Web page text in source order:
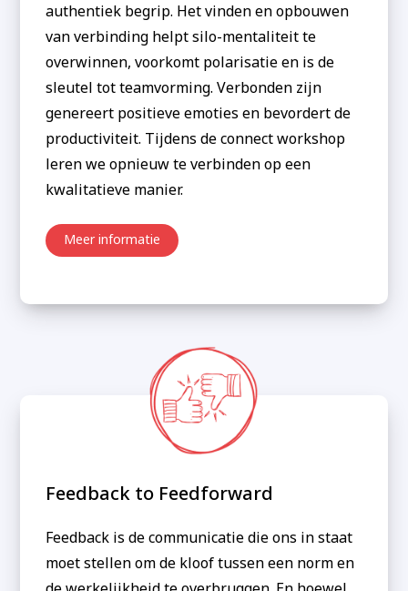
authentiek begrip. Het vinden en opbouwen
van verbinding helpt silo-mentaliteit te
overwinnen, voorkomt polarisatie en is de
sleutel tot teamvorming. Verbonden zijn
genereert positieve emoties en bevordert de
productiviteit. Tijdens de connect workshop
leren we opnieuw te verbinden op een
kwalitatieve manier.
Meer informatie
Feedback to Feedforward
Feedback is de communicatie die ons in staat
moet stellen om de kloof tussen een norm en